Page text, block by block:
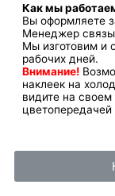
Как мы
Вы оформляете
Менеджер
Мы изготовим и
рабочих дней.
Внимание!
наклеек на
видите на